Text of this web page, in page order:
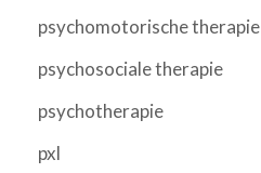
psychomotorische therapie
psychosociale therapie
psychotherapie
pxl